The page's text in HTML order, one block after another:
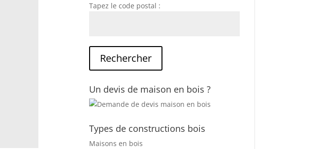
Tapez le code postal :
Un devis de maison en bois ?
Types de constructions bois
Maisons en bois